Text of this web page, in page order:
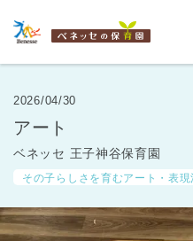
す
2026/04/30
アート
ベネッセ 王子神谷保育園
その子らしさを育むアート・表現